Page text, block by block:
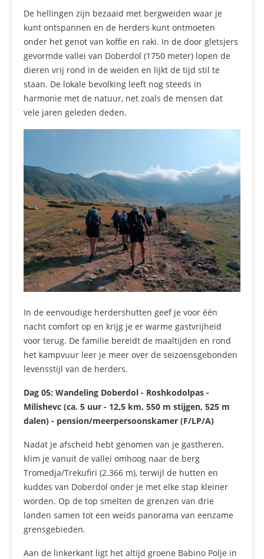
De hellingen zijn bezaaid met bergweiden waar je
kunt ontspannen en de herders kunt ontmoeten
onder het genot van koffie en raki. In de door gletsjers
gevormde vallei van Doberdol (1750 meter) lopen de
dieren vrij rond in de weiden en lijkt de tijd stil te
staan. De lokale bevolking leeft nog steeds in
harmonie met de natuur, net zoals de mensen dat
vele jaren geleden deden.
In de eenvoudige herdershutten geef je voor één
nacht comfort op en krijg je er warme gastvrijheid
voor terug. De familie bereidt de maaltijden en rond
het kampvuur leer je meer over de seizoensgebonden
levensstijl van de herders.
Dag 05: Wandeling Doberdol - Roshkodolpas -
Milishevc (ca. 5 uur - 12,5 km, 550 m stijgen, 525 m
dalen) - pension/meerpersoonskamer (F/LP/A)
Nadat je afscheid hebt genomen van je gastheren,
klim je vanuit de vallei omhoog naar de berg
Tromedja/Trekufiri (2.366 m), terwijl de hutten en
kuddes van Doberdol onder je met elke stap kleiner
worden. Op de top smelten de grenzen van drie
landen samen tot een weids panorama van eenzame
grensgebieden.
Aan de linkerkant ligt het altijd groene Babino Polje in